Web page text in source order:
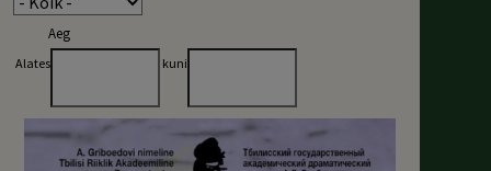
Aeg
Alates kuni